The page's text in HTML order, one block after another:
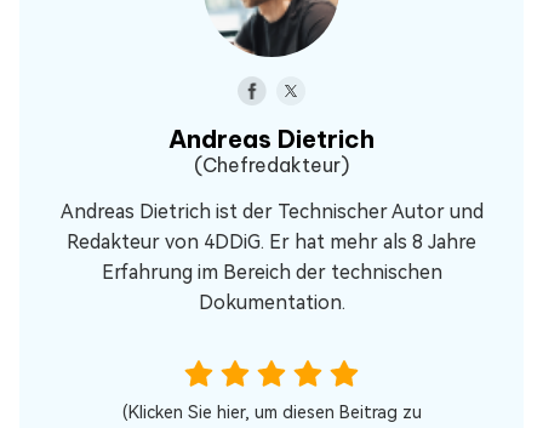
Andreas Dietrich
(Chefredakteur)
Andreas Dietrich ist der Technischer Autor und
Redakteur von 4DDiG. Er hat mehr als 8 Jahre
Erfahrung im Bereich der technischen
Dokumentation.
(Klicken Sie hier, um diesen Beitrag zu